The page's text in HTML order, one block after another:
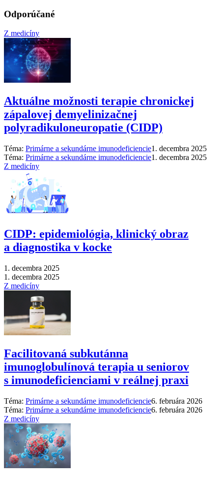
Odporúčané
Z medicíny
Aktuálne možnosti terapie chronickej
zápalovej demyelinizačnej
polyradikuloneuropatie (CIDP)
Téma: Primárne a sekundárne imunodeficiencie1. decembra 2025
Téma: Primárne a sekundárne imunodeficiencie1. decembra 2025
Z medicíny
CIDP: epidemiológia, klinický obraz
a diagnostika v kocke
1. decembra 2025
1. decembra 2025
Z medicíny
Facilitovaná subkutánna
imunoglobulínová terapia u seniorov
s imunodeficienciami v reálnej praxi
Téma: Primárne a sekundárne imunodeficiencie6. februára 2026
Téma: Primárne a sekundárne imunodeficiencie6. februára 2026
Z medicíny